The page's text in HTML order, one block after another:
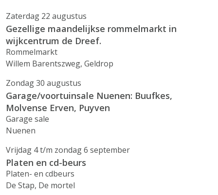
Zaterdag 22 augustus
Gezellige maandelijkse rommelmarkt in
wijkcentrum de Dreef.
Rommelmarkt
Willem Barentszweg, Geldrop
Zondag 30 augustus
Garage/voortuinsale Nuenen: Buufkes,
Molvense Erven, Puyven
Garage sale
Nuenen
Vrijdag 4 t/m zondag 6 september
Platen en cd-beurs
Platen- en cdbeurs
De Stap, De mortel